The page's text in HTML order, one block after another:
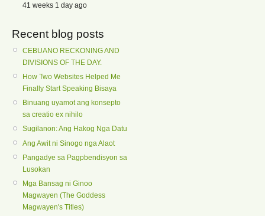
41 weeks 1 day ago
Recent blog posts
CEBUANO RECKONING AND
DIVISIONS OF THE DAY.
How Two Websites Helped Me
Finally Start Speaking Bisaya
Binuang uyamot ang konsepto
sa creatio ex nihilo
Sugilanon: Ang Hakog Nga Datu
Ang Awit ni Sinogo nga Alaot
Pangadye sa Pagpbendisyon sa
Lusokan
Mga Bansag ni Ginoo
Magwayen (The Goddess
Magwayen's Titles)